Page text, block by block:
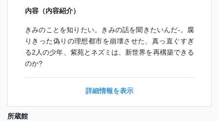
内容（内容紹介）
きみのことを知りたい。きみの話を聞きたいんだ-。腐
りきった偽りの理想都市を崩壊させた、真っ直ぐすぎ
る2人の少年、紫苑とネズミは、新世界を再構築できる
のか?
詳細情報を表示
所蔵館